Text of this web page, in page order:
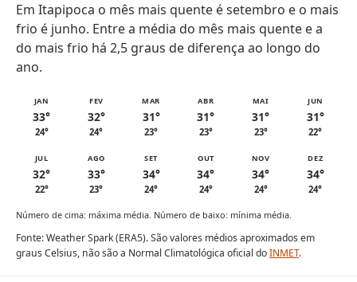
Em Itapipoca o mês mais quente é setembro e o mais
frio é junho. Entre a média do mês mais quente e a
do mais frio há 2,5 graus de diferença ao longo do
ano.
JAN
33°
24°
FEV
32°
24°
MAR
31°
23°
ABR
31°
23°
MAI
31°
23°
JUN
31°
22°
JUL
32°
22°
AGO
33°
23°
SET
34°
24°
OUT
34°
24°
NOV
34°
24°
DEZ
34°
24°
Número de cima: máxima média. Número de baixo: mínima média.
Fonte: Weather Spark (ERA5). São valores médios aproximados em
graus Celsius, não são a Normal Climatológica oficial doINMET.